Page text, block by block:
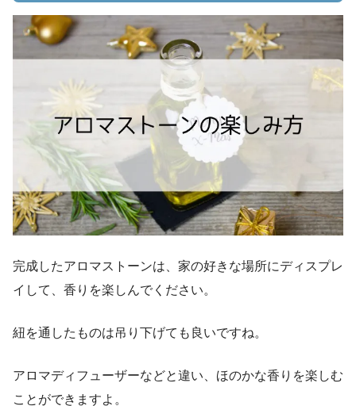
完成したアロマストーンは、家の好きな場所にディスプレ
イして、香りを楽しんでください。
紐を通したものは吊り下げても良いですね。
アロマディフューザーなどと違い、ほのかな香りを楽しむ
ことができますよ。